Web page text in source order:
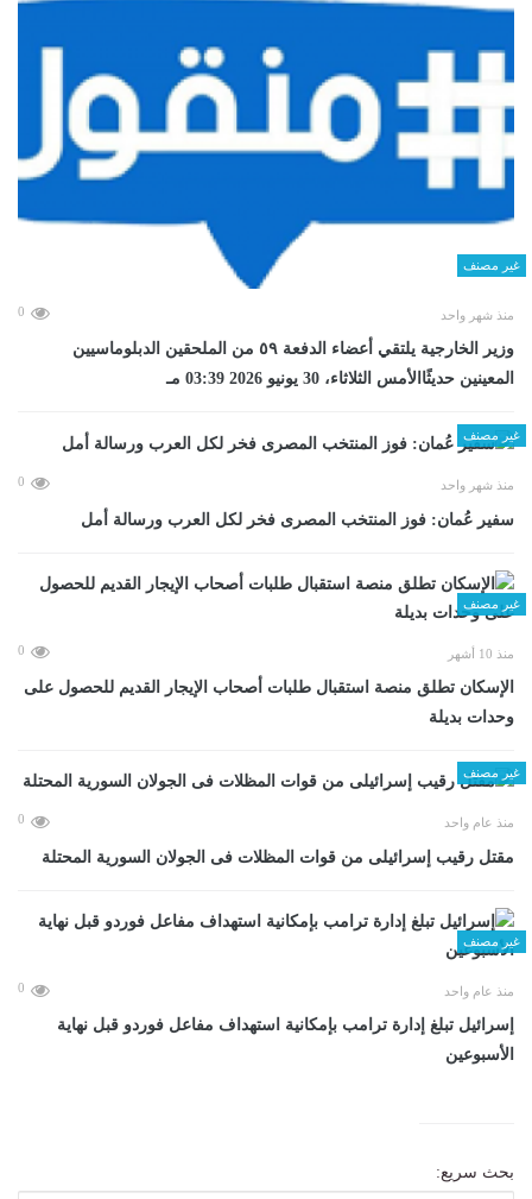
غير مصنف
منذ شهر واحد 0
وزير الخارجية يلتقي أعضاء الدفعة ٥٩ من الملحقين الدبلوماسيين
المعينين حديثًاالأمس الثلاثاء، 30 يونيو 2026 03:39 مـ
غير مصنف
منذ شهر واحد 0
سفير عُمان: فوز المنتخب المصرى فخر لكل العرب ورسالة أمل
غير مصنف
منذ 10 أشهر 0
الإسكان تطلق منصة استقبال طلبات أصحاب الإيجار القديم للحصول على
وحدات بديلة
غير مصنف
منذ عام واحد 0
مقتل رقيب إسرائيلى من قوات المظلات فى الجولان السورية المحتلة
غير مصنف
منذ عام واحد 0
إسرائيل تبلغ إدارة ترامب بإمكانية استهداف مفاعل فوردو قبل نهاية
الأسبوعين
بحث سريع: